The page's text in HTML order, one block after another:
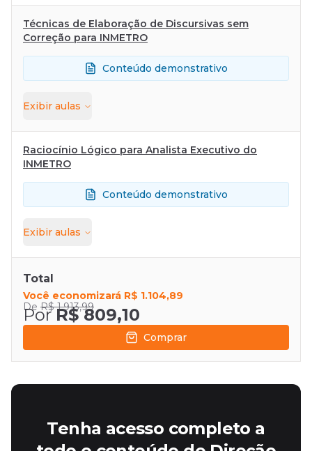
Técnicas de Elaboração de Discursivas sem
Correção para INMETRO
Conteúdo demonstrativo
Exibir aulas
Raciocínio Lógico para Analista Executivo do
INMETRO
Conteúdo demonstrativo
Exibir aulas
Total
Você economizará R$ 1.104,89
De R$ 1.913,99
Por R$ 809,10
Comprar
Tenha acesso completo a